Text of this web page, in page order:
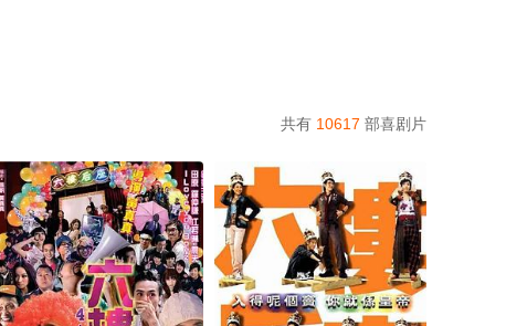
共有 10617 部喜剧片